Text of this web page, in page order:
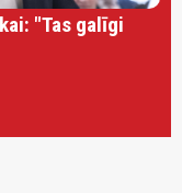
"Tas galīgi